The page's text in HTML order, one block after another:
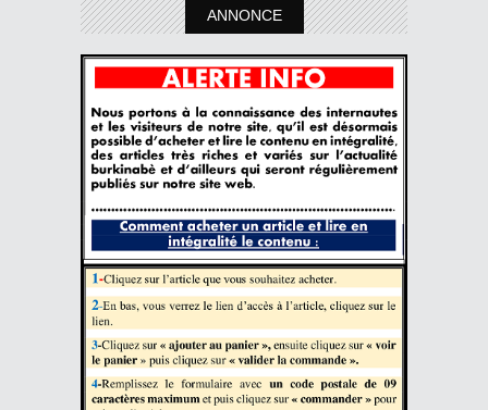
ANNONCE